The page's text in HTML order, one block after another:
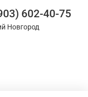
602-40-75
Новгород